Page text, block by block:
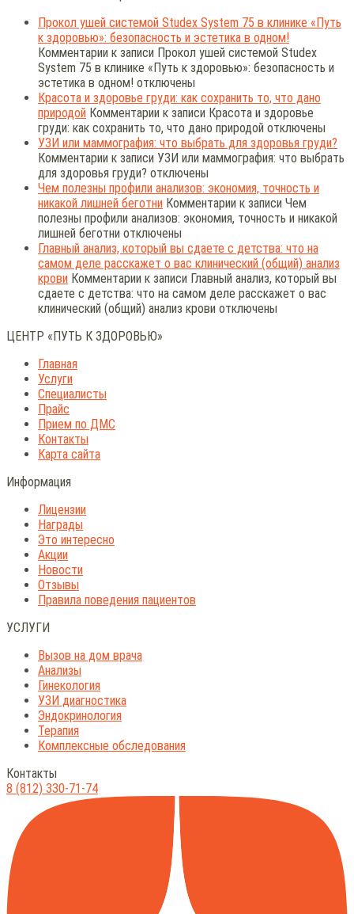
Прокол ушей системой Studex System 75 в клинике «Путь
к здоровью»: безопасность и эстетика в одном!
Комментарии к записи Прокол ушей системой Studex
System 75 в клинике «Путь к здоровью»: безопасность и
эстетика в одном! отключены
Красота и здоровье груди: как сохранить то, что дано
природой Комментарии к записи Красота и здоровье
груди: как сохранить то, что дано природой отключены
УЗИ или маммография: что выбрать для здоровья груди?
Комментарии к записи УЗИ или маммография: что выбрать
для здоровья груди? отключены
Чем полезны профили анализов: экономия, точность и
никакой лишней беготни Комментарии к записи Чем
полезны профили анализов: экономия, точность и никакой
лишней беготни отключены
Главный анализ, который вы сдаете с детства: что на
самом деле расскажет о вас клинический (общий) анализ
крови Комментарии к записи Главный анализ, который вы
сдаете с детства: что на самом деле расскажет о вас
клинический (общий) анализ крови отключены
ЦЕНТР «ПУТЬ К ЗДОРОВЬЮ»
Главная
Услуги
Специалисты
Прайс
Прием по ДМС
Контакты
Карта сайта
Информация
Лицензии
Награды
Это интересно
Акции
Новости
Отзывы
Правила поведения пациентов
УСЛУГИ
Вызов на дом врача
Анализы
Гинекология
УЗИ диагностика
Эндокринология
Терапия
Комплексные обследования
Контакты
8 (812) 330-71-74